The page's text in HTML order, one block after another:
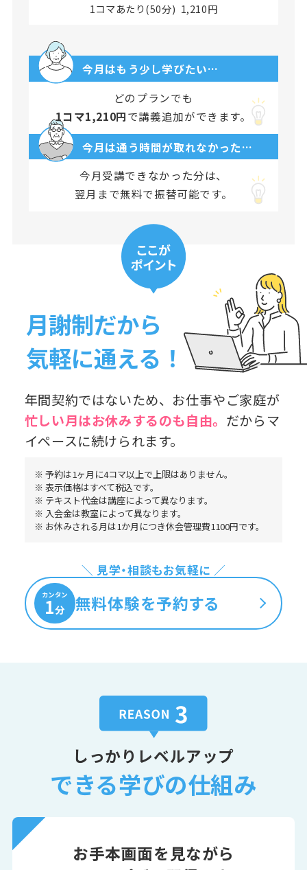
1コマあたり(50分) 1,210円
今月はもう少し学びたい…
どのプランでも
1コマ1,210円で講義追加ができます。
今月は通う時間が取れなかった…
今月受講できなかった分は、
翌月まで無料で振替可能です。
月謝制だから
気軽に通える！
年間契約ではないため、お仕事やご家庭が
忙しい月はお休みするのも自由。 だからマ
イペースに続けられます。
※ 予約は1ヶ月に4コマ以上で上限はありません。
※ 表示価格はすべて税込です。
※ テキスト代金は講座によって異なります。
※ 入会金は教室によって異なります。
※ お休みされる月は1か月につき休会管理費1100円です。
＼ 見学・相談もお気軽に ／
カンタン
1分 無料体験を予約する
しっかりレベルアップ
できる学びの仕組み
お手本画面を見ながら